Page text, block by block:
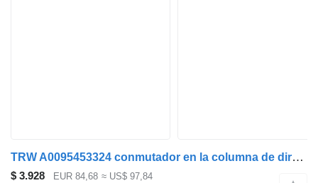
TRW A0095453324 conmutador en la columna de dirección para Mercedes-Benz Atego, Atego 2, Atego 3 (1996-) cabeza tractora
$ 3.928 EUR 84,68 ≈ US$ 97,84